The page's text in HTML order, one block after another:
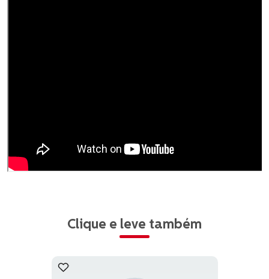
Clique e leve também